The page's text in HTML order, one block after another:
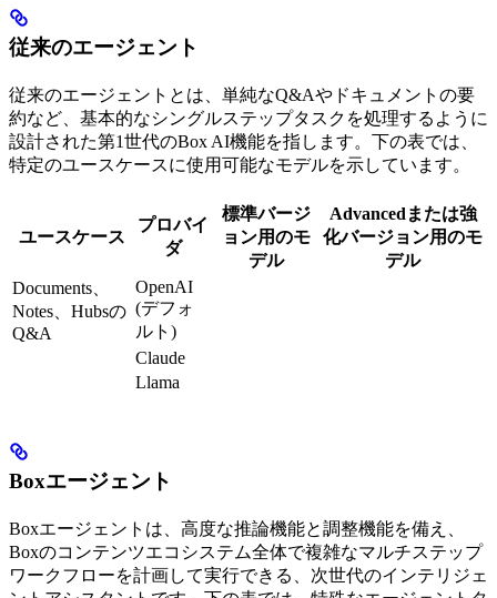
従来のエージェント
従来のエージェントとは、単純なQ&Aやドキュメントの要
約など、基本的なシングルステップタスクを処理するように
設計された第1世代のBox AI機能を指します。下の表では、
特定のユースケースに使用可能なモデルを示しています。
ユースケース
プロバイ
ダ
標準バージ
ョン用のモ
デル
Advancedまたは強
化バージョン用のモ
デル
Documents、
Notes、Hubsの
Q&A
OpenAI
(デフォ
ルト)
Claude
Llama
Boxエージェント
Boxエージェントは、高度な推論機能と調整機能を備え、
Boxのコンテンツエコシステム全体で複雑なマルチステップ
ワークフローを計画して実行できる、次世代のインテリジェ